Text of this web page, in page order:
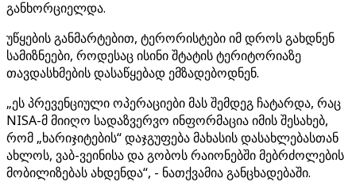
განხორციელდა.
უწყების განმარტებით, ტერორისტები იმ დროს გახდნენ
სამიზნეები, როდესაც ისინი შტატის ტერიტორიაზე
თავდასხმების დასაწყებად ემზადებოდნენ.
„ეს პრევენციული ოპერაციები მას შემდეგ ჩატარდა, რაც
NISA-მ მიიღო სადაზვერვო ინფორმაცია იმის შესახებ,
რომ „ხარიჯიტების“ დაჯგუფება მახასის დასახლებასთან
ახლოს, ვაბ-ვეინისა და გობოს რაიონებში მებრძოლების
მობილიზებას ახდენდა“, - ნათქვამია განცხადებაში.